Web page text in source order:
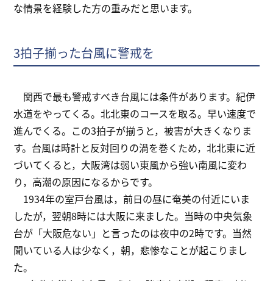
な情景を経験した方の重みだと思います。
3拍子揃った台風に警戒を
関西で最も警戒すべき台風には条件があります。紀伊
水道をやってくる。北北東のコースを取る。早い速度で
進んでくる。この3拍子が揃うと，被害が大きくなりま
す。台風は時計と反対回りの渦を巻くため，北北東に近
づいてくると，大阪湾は弱い東風から強い南風に変わ
り，高潮の原因になるからです。
1934年の室戸台風は，前日の昼に奄美の付近にいま
したが，翌朝8時には大阪に来ました。当時の中央気象
台が「大阪危ない」と言ったのは夜中の2時です。当然
聞いている人は少なく，朝，悲惨なことが起こりまし
た。